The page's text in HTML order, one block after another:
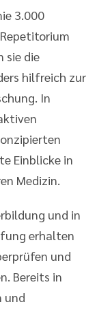
3.000
sie die
hilfreich zur
In
Einblicke in
Medizin.
und in
erhalten
und
Bereits in
und